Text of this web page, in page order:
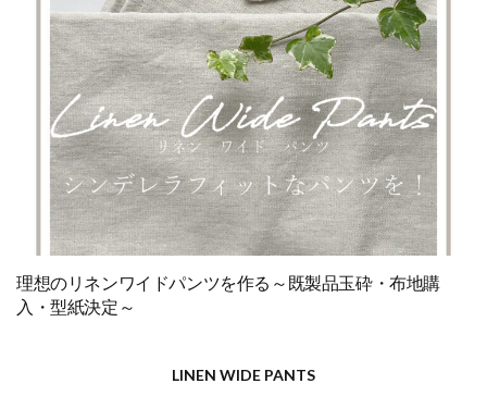
理想のリネンワイドパンツを作る～既製品玉砕・布地購
入・型紙決定～
LINEN WIDE PANTS